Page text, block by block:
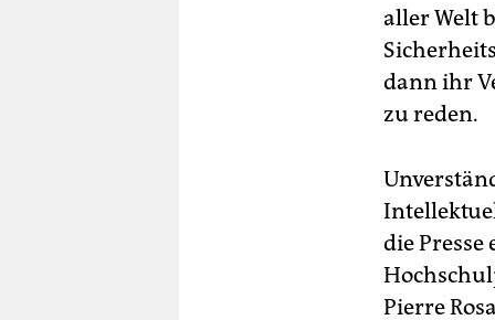
aller Welt
dann ihr
zu reden.
die
Pierre